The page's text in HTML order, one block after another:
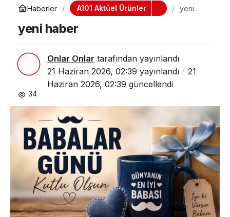
Haberler A101 Aktüel Ürünler
yeni
yeni haber
Onlar Onlar tarafından yayınlandı
21 Haziran 2026, 02:39 yayınlandı
21
Haziran 2026, 02:39 güncellendi
34